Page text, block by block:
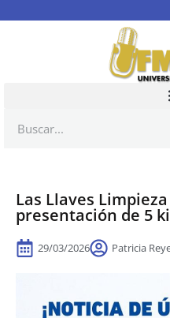
Las Llaves
presentación de 5
29/03/2026 Patricia